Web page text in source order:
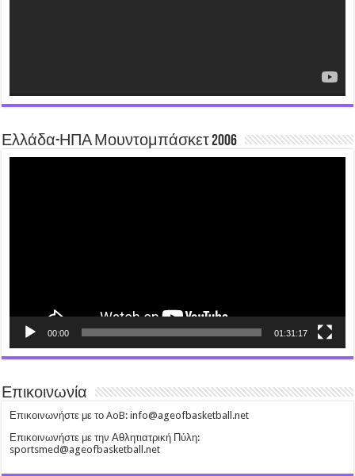
Ελλάδα-ΗΠΑ Μουντομπάσκετ 2006
00:00 01:31:17
Επικοινωνία
Επικοινωνήστε με το AoB: info@ageofbasketball.net
Επικοινωνήστε με την Αθλητιατρική Πύλη:
sportsmed@ageofbasketball.net